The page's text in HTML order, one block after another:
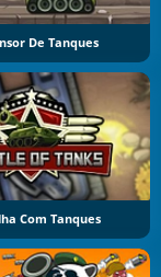
De Tanques
Com Tanques